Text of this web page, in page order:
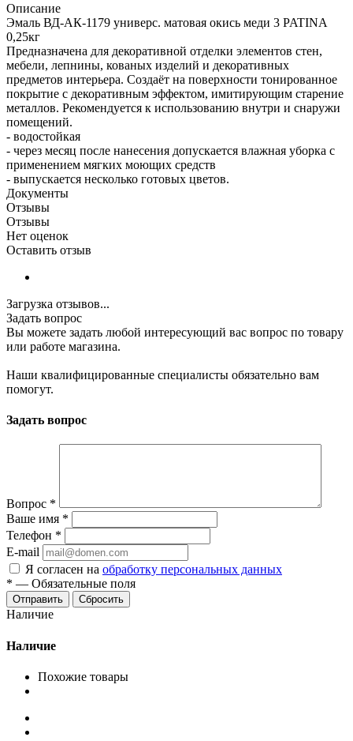
Описание
Эмаль ВД-АК-1179 универс. матовая окись меди 3 PATINA
0,25кг
Предназначена для декоративной отделки элементов стен,
мебели, лепнины, кованых изделий и декоративных
предметов интерьера. Создаёт на поверхности тонированное
покрытие с декоративным эффектом, имитирующим старение
металлов. Рекомендуется к использованию внутри и снаружи
помещений.
- водостойкая
- через месяц после нанесения допускается влажная уборка с
применением мягких моющих средств
- выпускается несколько готовых цветов.
Документы
Отзывы
Отзывы
Нет оценок
Оставить отзыв
Загрузка отзывов...
Задать вопрос
Вы можете задать любой интересующий вас вопрос по товару
или работе магазина.
Наши квалифицированные специалисты обязательно вам
помогут.
Задать вопрос
Вопрос *
Ваше имя *
Телефон *
E-mail
Я согласен на обработку персональных данных
* — Обязательные поля
Сбросить
Наличие
Наличие
Похожие товары